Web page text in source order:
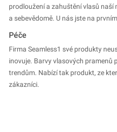
prodloužení a zahuštění vlasů
a sebevědomě. U nás jste na
Péče
Firma Seamless1 své produkty
inovuje. Barvy vlasových pramenů
trendům. Nabízí tak produkt, ze
zákazníci.